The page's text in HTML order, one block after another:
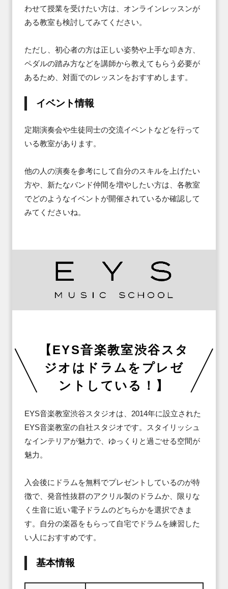
わせて授業を受けたい方は、オンラインレッスンが
ある教室も検討してみてください。
ただし、初心者の方は正しい姿勢や上手な叩き方、
ペダルの踏み方などを講師から教えてもらう必要が
あるため、対面でのレッスンをおすすめします。
イベント情報
定期演奏会や生徒同士の交流イベントなどを行って
いる教室があります。
他の人の演奏を参考にして自分のスキルを上げたい
方や、新たなバンド仲間を増やしたい方は、各教室
でどのようなイベントが開催されているか確認して
みてくださいね。
【EYS音楽教室渋谷スタ
ジオはドラムをプレゼ
ントしている！】
EYS音楽教室渋谷スタジオは、2014年に設立された
EYS音楽教室の自社スタジオです。スタイリッシュ
なインテリアが魅力で、ゆっくりと過ごせる空間が
魅力。
入会後にドラムを無料でプレゼントしているのが特
徴で、発音性抜群のアクリル製のドラムか、限りな
く生音に近い電子ドラムのどちらかを選択できま
す。自分の楽器をもらって自宅でドラムを練習した
い人におすすめです。
基本情報